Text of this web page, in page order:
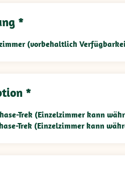
*
(vorbehaltlich
*
Trek (Einzelzimmer kann
Trek (Einzelzimmer kann